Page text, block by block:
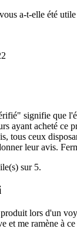
a-t-elle été utile
signifie que
ayant acheté ce
tous ceux
leur avis.
sur 5.
lors d'un
et me ramène à